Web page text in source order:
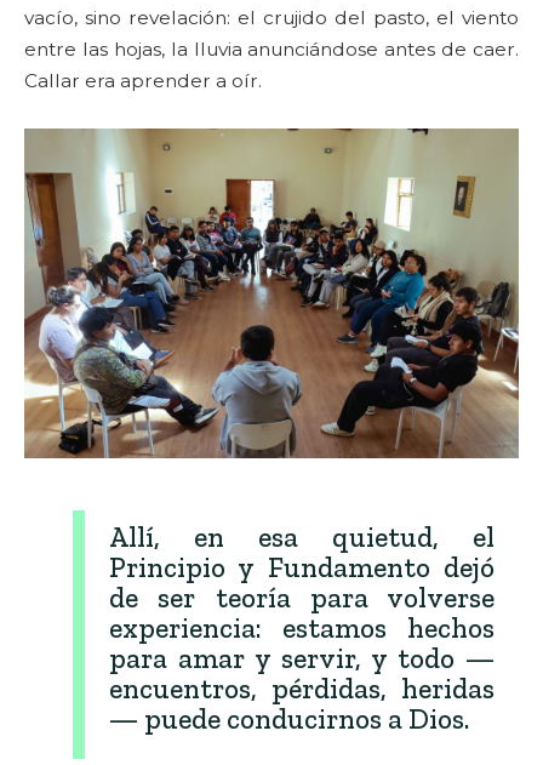
vacío, sino revelación: el crujido del pasto, el viento
entre las hojas, la lluvia anunciándose antes de caer.
Callar era aprender a oír.
Allí, en esa quietud, el
Principio y Fundamento dejó
de ser teoría para volverse
experiencia: estamos hechos
para amar y servir, y todo —
encuentros, pérdidas, heridas
— puede conducirnos a Dios.